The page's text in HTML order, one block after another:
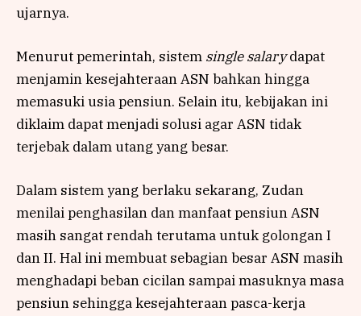
ujarnya.
Menurut pemerintah, sistem single salarydapat
menjamin kesejahteraan ASN bahkan hingga
memasuki usia pensiun. Selain itu, kebijakan ini
diklaim dapat menjadi solusi agar ASN tidak
terjebak dalam utang yang besar.
Dalam sistem yang berlaku sekarang, Zudan
menilai penghasilan dan manfaat pensiun ASN
masih sangat rendah terutama untuk golongan I
dan II. Hal ini membuat sebagian besar ASN masih
menghadapi beban cicilan sampai masuknya masa
pensiun sehingga kesejahteraan pasca-kerja